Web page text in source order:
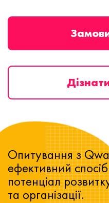
Опитування з
ефективний
потенціал
та організації.